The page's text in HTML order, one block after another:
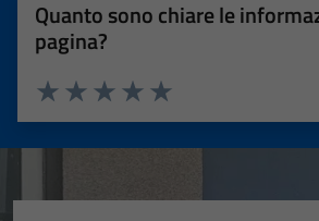
Quanto sono chiare le
pagina?
Valuta 5 stelle su 5
Valuta 4 stelle su 5
Valuta 3 stelle su 5
Valuta 2 stelle su 5
Valuta 1 stelle su 5